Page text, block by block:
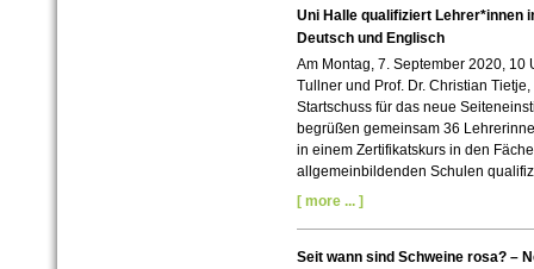
Uni Halle qualifiziert Lehrer*innen
Deutsch und Englisch
Am Montag, 7. September 2020,
Tullner und Prof. Dr. Christian
Startschuss für das neue
begrüßen gemeinsam 36
in einem Zertifikatskurs in den
allgemeinbildenden Schulen
[ more ... ]
Seit wann sind Schweine rosa? –